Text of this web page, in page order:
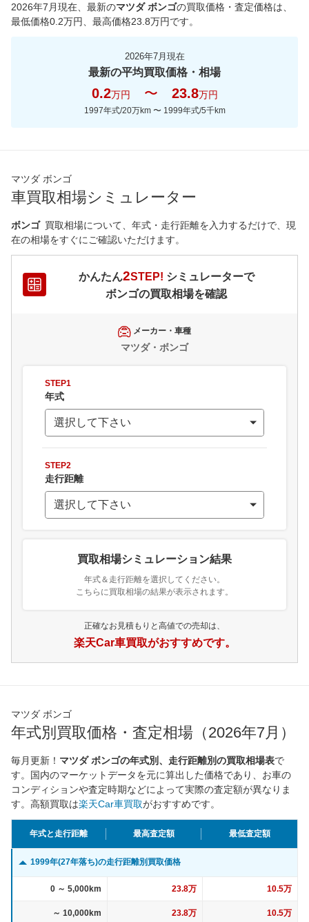
2026年7月現在 、最新のマツダ ボンゴの買取価格・査定価格は、
最低価格0.2万円、最高価格23.8万円です。
2026年7月現在
最新の平均買取価格・相場
0.2万円 〜 23.8万円
1997年式/20万km 〜 1999年式/5千km
マツダ ボンゴ
車買取相場シミュレーター
ボンゴ 買取相場について、年式・走行距離を入力するだけで、現
在の相場をすぐにご確認いただけます。
かんたん2STEP! シミュレーターで
ボンゴの買取相場を確認
メーカー・車種
マツダ・ボンゴ
STEP1
年式
STEP2
走行距離
買取相場シミュレーション結果
年式＆走行距離を選択してください。
こちらに買取相場の結果が表示されます。
正確なお見積もりと高値での売却は、
楽天Car車買取がおすすめです。
マツダ ボンゴ
年式別買取価格・査定相場（2026年7月）
毎月更新！ マツダ ボンゴの年式別、走行距離別の買取相場表で
す。国内のマーケットデータを元に算出した価格であり、お車の
コンディションや査定時期などによって実際の査定額が異なりま
す。高額買取は楽天Car車買取がおすすめです。
年式と走行距離 最高査定額 最低査定額
1999年(27年落ち)の走行距離別買取価格
0 ～ 5,000km 23.8万 10.5万
～ 10,000km 23.8万 10.5万